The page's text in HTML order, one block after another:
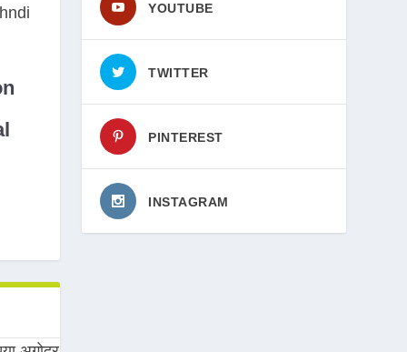
YOUTUBE
TWITTER
PINTEREST
INSTAGRAM